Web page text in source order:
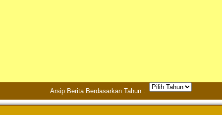
Arsip Berita Berdasarkan Tahun :